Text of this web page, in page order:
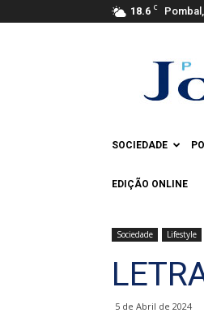
18.6 C
Jornal
SOCIEDADE
EDIÇÃO ONLINE
Sociedade Lifestyle
5 de Abril de 2024